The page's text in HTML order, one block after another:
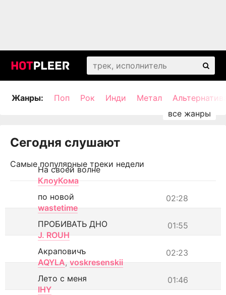
Жанры: Поп Рок Инди Метал
Сегодня слушают
Самые популярные треки недели
На своей волне
КлоуКома
02:28
по новой
wastetime
01:55
ПРОБИВАТЬ ДНО
J. ROUH
02:23
Акраповичъ
AQYLA, voskresenskii
01:46
Лето с меня
IHY